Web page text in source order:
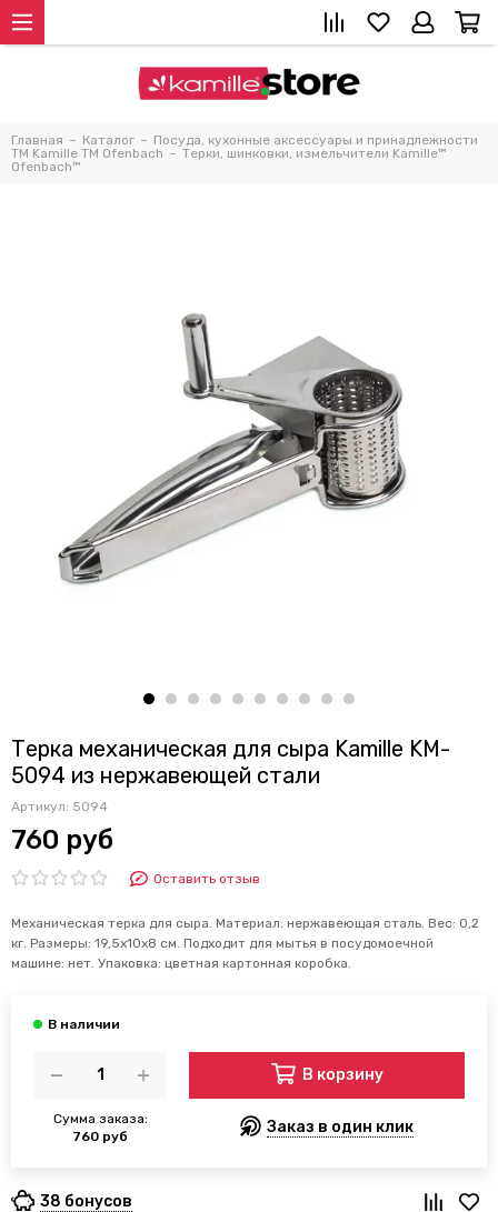
Главная Каталог
Посуда, кухонные аксессуары и принадлежности
TM Kamille TM Ofenbach
Терки, шинковки, измельчители Kamille™
Ofenbach™
Терка механическая для сыра Kamille KM-
5094 из нержавеющей стали
Артикул: 5094
760 руб
Оставить отзыв
Механическая терка для сыра. Материал: нержавеющая сталь. Вес: 0,2
кг. Размеры: 19,5х10х8 см. Подходит для мытья в посудомоечной
машине: нет. Упаковка: цветная картонная коробка.
Сумма заказа:
760 руб
В корзину
Заказ в один клик
38 бонусов